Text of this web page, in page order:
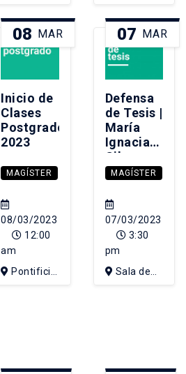
Decanato
Decanato
08 MAR
Inicio de
Clases
Postgrado
2023
MAGÍSTER
08/03/2023
12:00
am
Pontificia
07 MAR
Defensa
de Tesis |
María
Ignacia
Silva
Tobar
MAGÍSTER
07/03/2023
3:30
pm
Sala de